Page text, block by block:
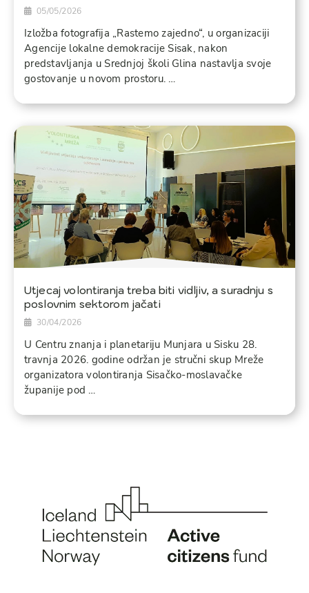
05/05/2026
Izložba fotografija „Rastemo zajedno“, u organizaciji
Agencije lokalne demokracije Sisak, nakon
predstavljanja u Srednjoj školi Glina nastavlja svoje
gostovanje u novom prostoru. …
Utjecaj volontiranja treba biti vidljiv, a suradnju s
poslovnim sektorom jačati
30/04/2026
U Centru znanja i planetariju Munjara u Sisku 28.
travnja 2026. godine održan je stručni skup Mreže
organizatora volontiranja Sisačko-moslavačke
županije pod …